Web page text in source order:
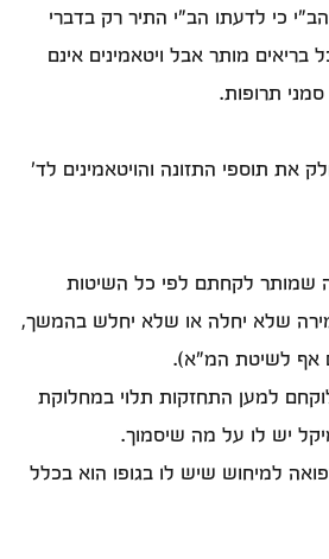
כי לדעתו הב"י התיר רק בדברי
מותר אבל ויטאמינים אינם
תרופות.
את תוספי התזונה והויטאמינים לד'
שמותר לקחתם לפי כל השיטות
שלא יחלה או שלא יחלש בהמשך,
אף לשיטת המ"א).
למען התחזקות תלוי במחלוקת
יש לו על מה שיסמוך.
למיחוש שיש לו בגופו הוא בכלל